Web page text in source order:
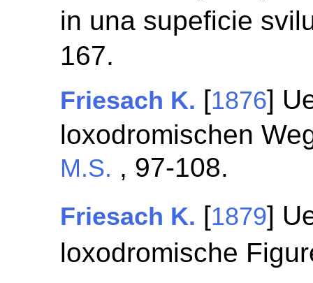
in una supeficie
167.
Friesach K. [1876]
loxodromischen
M.S. , 97-108.
Friesach K. [1879]
loxodromische